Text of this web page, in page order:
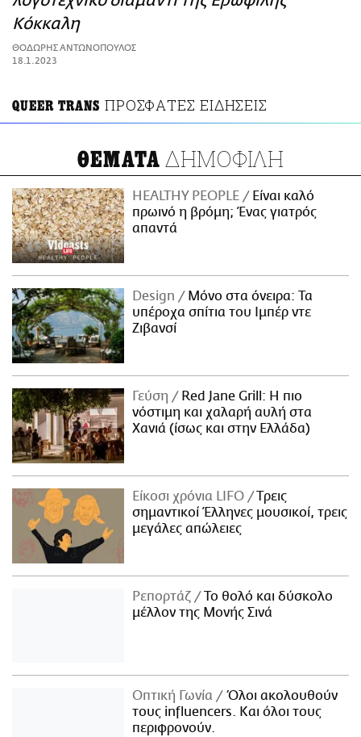
ΑΜΠΑ
PRINT
Κόκκαλη
ΘΟΔΩΡΗΣ ΑΝΤΩΝΟΠΟΥΛΟΣ
18.1.2023
QUEER TRANS ΠΡΟΣΦΑΤΕΣ ΕΙΔΗΣΕΙΣ
ΘΕΜΑΤΑ ΔΗΜΟΦΙΛΗ
HEALTHY PEOPLE
Είναι καλό
πρωινό η βρόμη; Ένας γιατρός
απαντά
Design
Μόνο στα όνειρα: Τα
υπέροχα σπίτια του Ιμπέρ ντε
Ζιβανσί
Γεύση
Red Jane Grill: Η πιο
νόστιμη και χαλαρή αυλή στα
Χανιά (ίσως και στην Ελλάδα)
Είκοσι χρόνια LIFO
Tρεις
σημαντικοί Έλληνες μουσικοί, τρεις
μεγάλες απώλειες
Ρεπορτάζ
Το θολό και δύσκολο
μέλλον της Μονής Σινά
Οπτική Γωνία
Όλοι ακολουθούν
τους influencers. Και όλοι τους
περιφρονούν.